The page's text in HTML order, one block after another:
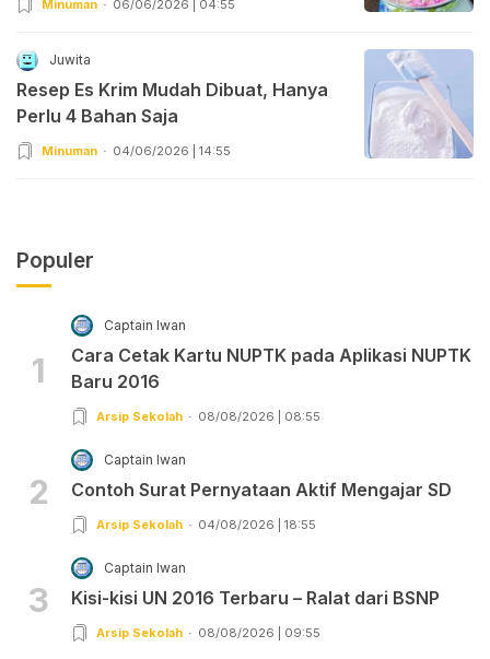
Minuman 06/06/2026 | 04:55
Juwita
Resep Es Krim Mudah Dibuat, Hanya
Perlu 4 Bahan Saja
Minuman 04/06/2026 | 14:55
Populer
1
Captain Iwan
Cara Cetak Kartu NUPTK pada Aplikasi NUPTK
Baru 2016
Arsip Sekolah 08/08/2026 | 08:55
2
Captain Iwan
Contoh Surat Pernyataan Aktif Mengajar SD
Arsip Sekolah 04/08/2026 | 18:55
3
Captain Iwan
Kisi-kisi UN 2016 Terbaru – Ralat dari BSNP
Arsip Sekolah 08/08/2026 | 09:55